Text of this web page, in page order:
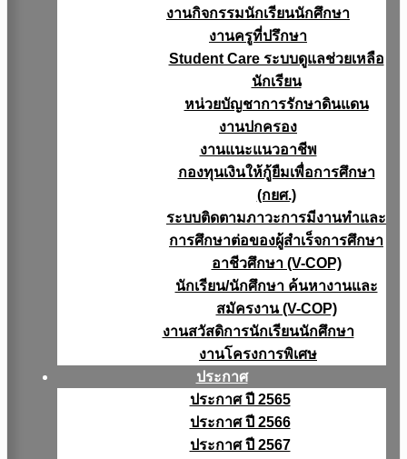
งานกิจกรรมนักเรียนนักศึกษา
งานครูที่ปรึกษา
Student Care ระบบดูแลช่วยเหลือ
นักเรียน
หน่วยบัญชาการรักษาดินแดน
งานปกครอง
งานแนะแนวอาชีพ
กองทุนเงินให้กู้ยืมเพื่อการศึกษา
(กยศ.)
ระบบติดตามภาวะการมีงานทำและ
การศึกษาต่อของผู้สำเร็จการศึกษา
อาชีวศึกษา (V-COP)
นักเรียน/นักศึกษา ค้นหางานและ
สมัครงาน (V-COP)
งานสวัสดิการนักเรียนนักศึกษา
งานโครงการพิเศษ
ประกาศ
ประกาศ ปี 2565
ประกาศ ปี 2566
ประกาศ ปี 2567